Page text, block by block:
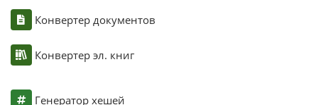
Конвертер документов
Конвертер эл. книг
Генератор хешей